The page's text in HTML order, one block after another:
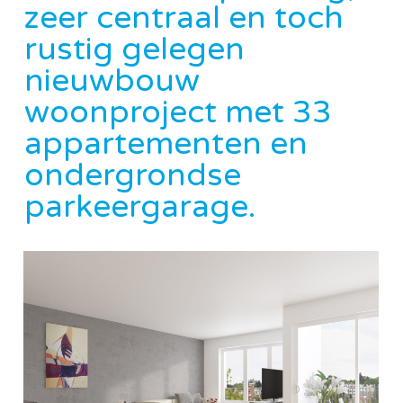
zeer centraal en toch
rustig gelegen
nieuwbouw
woonproject met 33
appartementen en
ondergrondse
parkeergarage.